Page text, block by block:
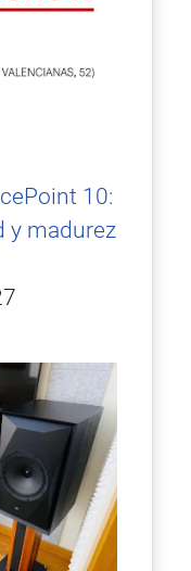
10:
y madurez